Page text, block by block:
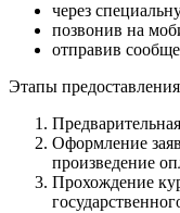
через
позвонив на
отправив
Этапы
Оформление
произведение
Прохождение